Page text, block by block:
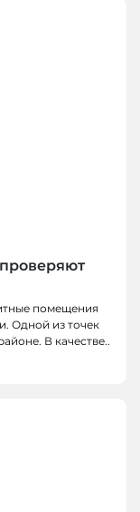
помещения
Одной из точек
В качестве..